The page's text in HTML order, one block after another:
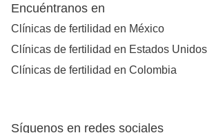
Encuéntranos en
Clínicas de fertilidad en México
Clínicas de fertilidad en Estados Unidos
Clínicas de fertilidad en Colombia
Síguenos en redes sociales